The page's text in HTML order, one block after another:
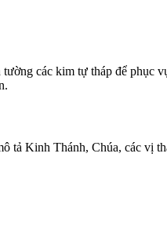
các kim tự tháp để phục
tả Kinh Thánh, Chúa, các vị